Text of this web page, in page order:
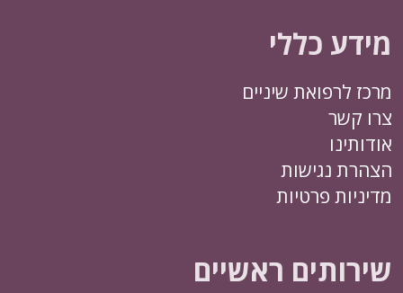
מידע כללי
מרכז לרפואת שיניים
צרו קשר
אודותינו
הצהרת נגישות
מדיניות פרטיות
שירותים ראשיים